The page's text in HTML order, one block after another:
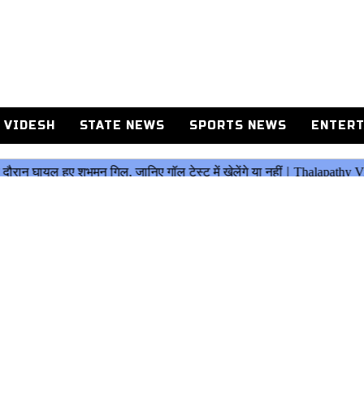
VIDESH STATE NEWS SPORTS NEWS